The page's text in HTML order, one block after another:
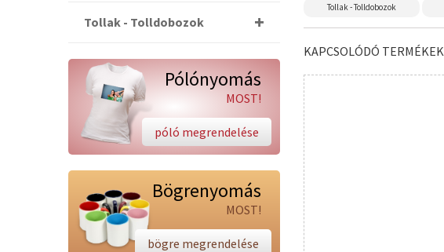
Tollak - Tolldobozok
KAPCSOLÓDÓ TERMÉKEK
Tollak - Tolldobozok
Pólónyomás
MOST!
póló megrendelése
Bögrenyomás
MOST!
bögre megrendelése